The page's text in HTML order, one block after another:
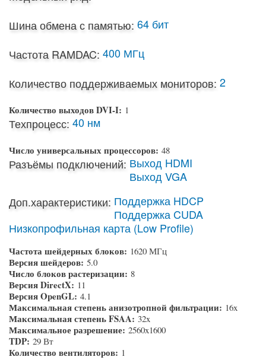
Шина обмена с памятью: 64 бит
Частота RAMDAC: 400 МГц
Количество поддерживаемых мониторов: 2
Количество выходов DVI-I: 1
Техпроцесс: 40 нм
Число универсальных процессоров: 48
Разъёмы подключений: Выход HDMI
Выход VGA
Доп.характеристики: Поддержка HDCP
Поддержка CUDA
Низкопрофильная карта (Low Profile)
Частота шейдерных блоков: 1620 МГц
Версия шейдеров: 5.0
Число блоков растеризации: 8
Версия DirectX: 11
Версия OpenGL: 4.1
Максимальная степень анизотропной фильтрации: 16x
Максимальная степень FSAA: 32x
Максимальное разрешение: 2560x1600
TDP: 29 Вт
Количество вентиляторов: 1